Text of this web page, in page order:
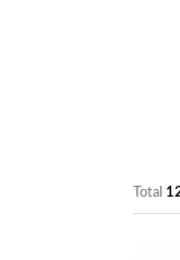
Total